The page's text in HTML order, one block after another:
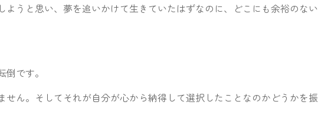
ようと思い、夢を追いかけて生きていたはずなのに、どこにも余裕のない
です。
せん。そしてそれが自分が心から納得して選択したことなのかどうかを振